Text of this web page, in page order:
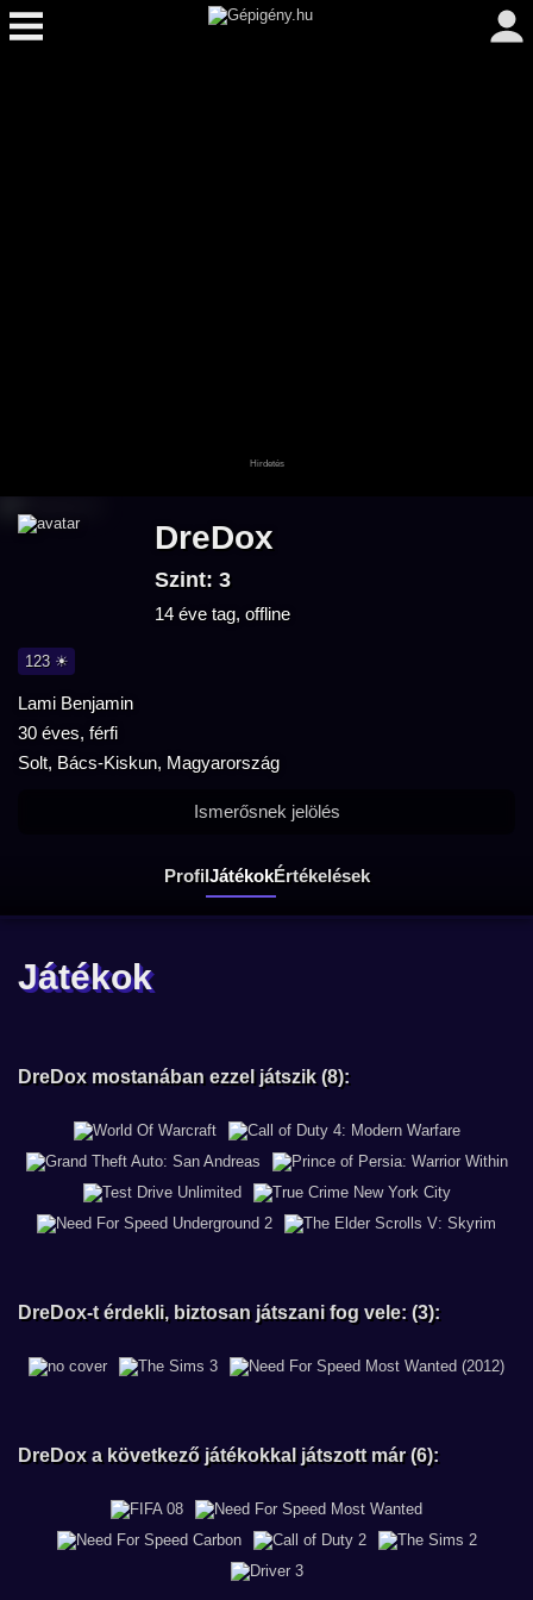
DreDox
Szint: 3
14 éve tag, offline
123 ☀
Lami Benjamin
30 éves, férfi
Solt, Bács-Kiskun, Magyarország
ProfilJátékokÉrtékelések
Ismerősnek jelölés
Játékok
DreDox mostanában ezzel játszik (8):
DreDox-t érdekli, biztosan játszani fog vele: (3):
DreDox a következő játékokkal játszott már (6):